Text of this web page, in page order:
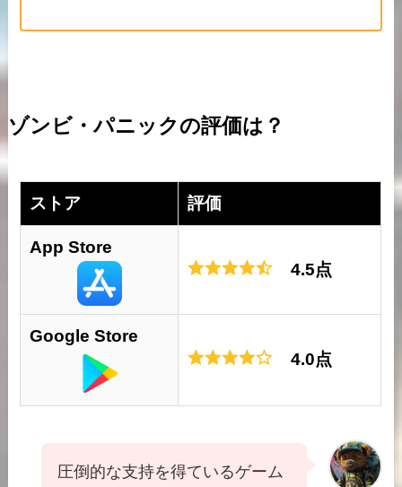
ゾンビ・パニックの評価は？
ストア 評価
App Store
4.5点
Google Store
4.0点
圧倒的な支持を得ているゲーム